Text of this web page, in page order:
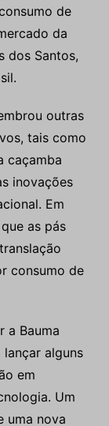
de
da
dos Santos,
outras
tais como
caçamba
inovações
Em
as pás
consumo de
a Bauma
alguns
em
Um
uma nova